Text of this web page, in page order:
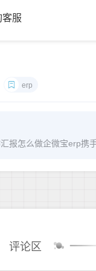
客服
erp
报怎么做企微宝erp携
评论区